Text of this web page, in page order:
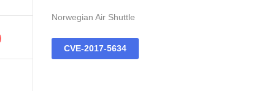
Norwegian Air Shuttle
CVE-2017-5634